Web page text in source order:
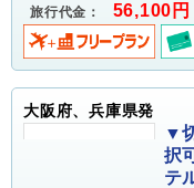
旅行代金： 56,100円
大阪府、兵庫県発
▼
択
テ